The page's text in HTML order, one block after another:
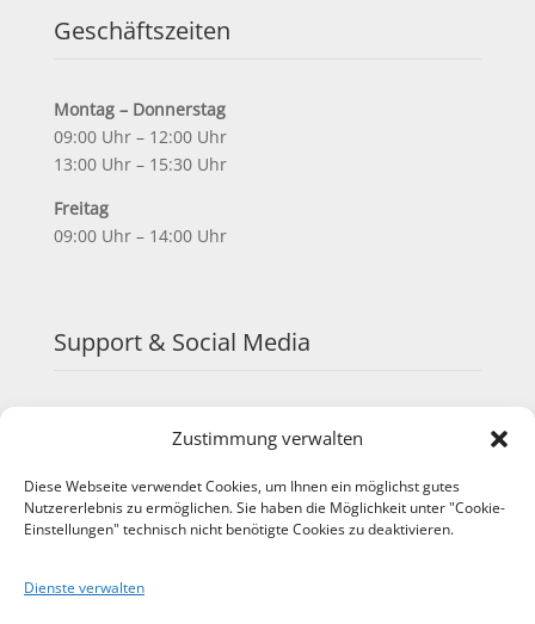
Zustimmung verwalten
Diese Webseite verwendet Cookies, um Ihnen ein möglichst gutes
Nutzererlebnis zu ermöglichen. Sie haben die Möglichkeit unter "Cookie-
Einstellungen" technisch nicht benötigte Cookies zu deaktivieren.
Dienste verwalten
Geschäftszeiten
Montag – Donnerstag
09:00 Uhr – 12:00 Uhr
13:00 Uhr – 15:30 Uhr
Freitag
09:00 Uhr – 14:00 Uhr
Support & Social Media
YouTube
Instagram